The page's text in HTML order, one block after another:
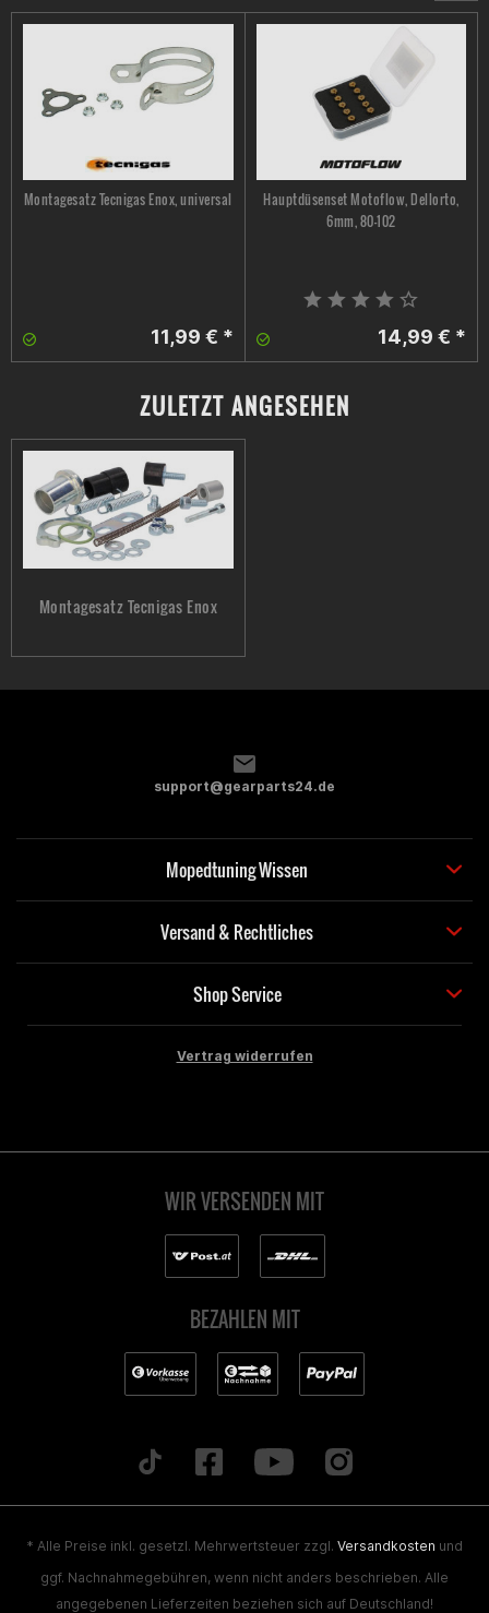
Montagesatz Tecnigas Enox, universal
11,99 € *
Hauptdüsenset Motoflow, Dellorto,
6mm, 80-102
14,99 € *
ZULETZT ANGESEHEN
Montagesatz Tecnigas Enox
support@gearparts24.de
Mopedtuning Wissen
Versand & Rechtliches
Shop Service
Vertrag widerrufen
WIR VERSENDEN MIT
BEZAHLEN MIT
* Alle Preise inkl. gesetzl. Mehrwertsteuer zzgl. Versandkosten und
ggf. Nachnahmegebühren, wenn nicht anders beschrieben. Alle
angegebenen Lieferzeiten beziehen sich auf Deutschland!